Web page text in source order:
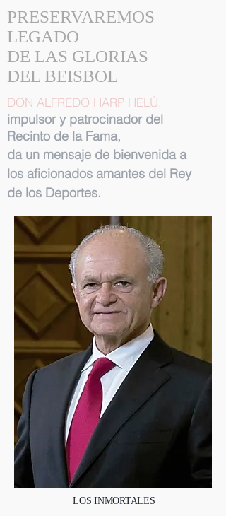
PRESERVAREMOS
LEGADO
DE LAS GLORIAS
DEL BEISBOL
DON ALFREDO HARP HELÚ,
impulsor y patrocinador del
Recinto de la Fama,
da un mensaje de bienvenida a
los aficionados amantes del Rey
de los Deportes.
LOS INMORTALES